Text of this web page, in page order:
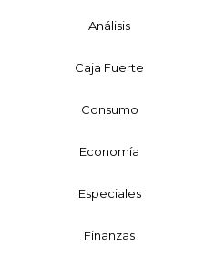
Análisis
Caja Fuerte
Consumo
Economía
Especiales
Finanzas